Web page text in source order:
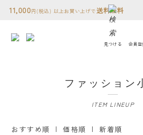
11,000円(税込) 以上お買い上げで 送料無料
見つける 会員登
人気ランキング
贈り物について
ファッション
ITEM LINEUP
おすすめ順 |価格順 | 新着順